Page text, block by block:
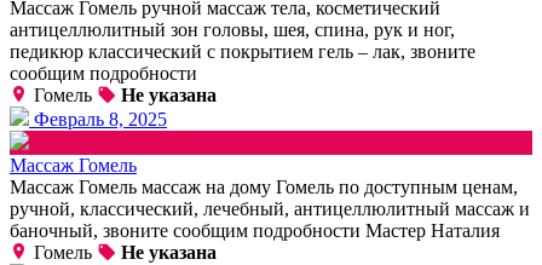
Массаж Гомель ручной массаж тела, косметический
антицеллюлитный зон головы, шея, спина, рук и ног,
педикюр классический с покрытием гель – лак, звоните
сообщим подробности
Гомель
Не указана
Февраль 8, 2025
Массаж Гомель
Массаж Гомель массаж на дому Гомель по доступным ценам,
ручной, классический, лечебный, антицеллюлитный массаж и
баночный, звоните сообщим подробности Мастер Наталия
Гомель
Не указана